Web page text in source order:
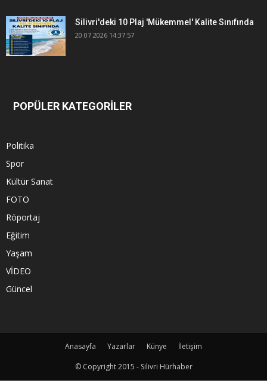
Silivri'deki 10 Plaj 'Mükemmel' Kalite Sınıfında
20.07.2026 14:37:57
POPÜLER KATEGORİLER
Politika
Spor
Kültür Sanat
FOTO
Röportaj
Eğitim
Yaşam
VİDEO
Güncel
Anasayfa Yazarlar Künye
İletişim
© Copyright 2015 - Silivri Hürhaber